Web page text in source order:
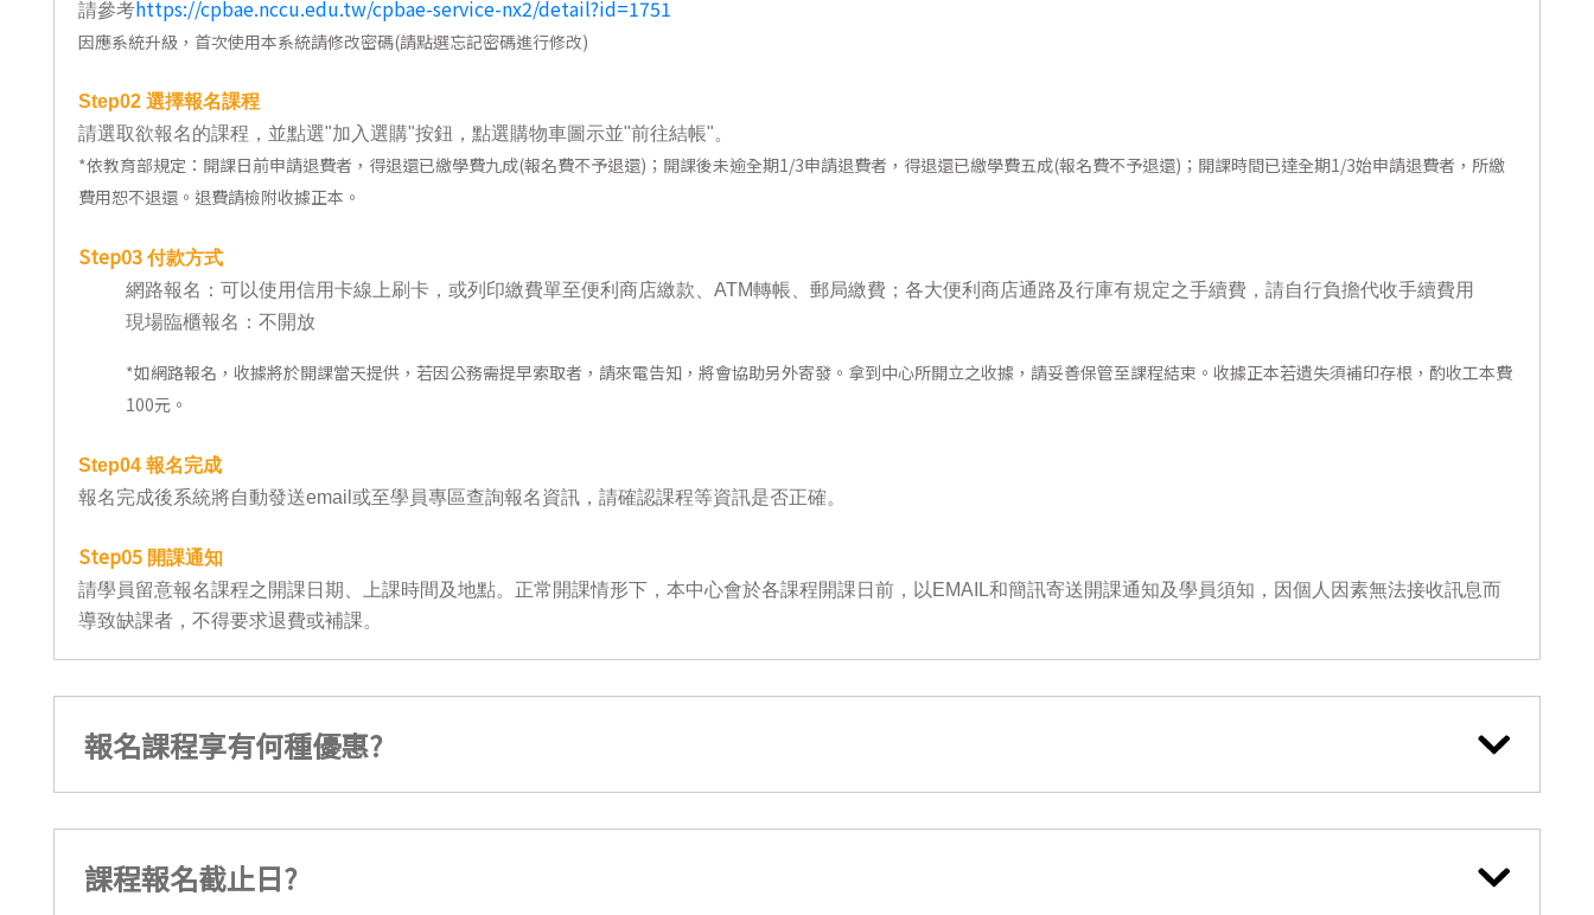
歐語及其他
語言檢定
採購專業
隨班附讀
請參考https://cpbae.nccu.edu.tw/cpbae-service-nx2/detail?id=1751
因應系統升級，首次使用本系統請修改密碼(請點選忘記密碼進行修改)
Step02 選擇報名課程
請選取欲報名的課程，並點選"加入選購"按鈕，點選購物車圖示並"前往結帳"。
*依教育部規定：開課日前申請退費者，得退還已繳學費九成(報名費不予退還)；開課後未逾全期1/3申請退費者，得退還已繳學費五成(報名費不予退還)；開課時間已達全期1/3始申請退費者，所繳
費用恕不退還。退費請檢附收據正本。
Step03 付款方式
網路報名：可以使用信用卡線上刷卡，或列印繳費單至便利商店繳款、ATM轉帳、郵局繳費；各大便利商店通路及行庫有規定之手續費，請自行負擔代收手續費用
現場臨櫃報名：不開放
*如網路報名，收據將於開課當天提供，若因公務需提早索取者，請來電告知，將會協助另外寄發。拿到中心所開立之收據，請妥善保管至課程結束。收據正本若遺失須補印存根，酌收工本費
100元。
Step04 報名完成
報名完成後系統將自動發送email或至學員專區查詢報名資訊，請確認課程等資訊是否正確。
Step05 開課通知
請學員留意報名課程之開課日期、上課時間及地點。正常開課情形下，本中心會於各課程開課日前，以EMAIL和簡訊寄送開課通知及學員須知，因個人因素無法接收訊息而
導致缺課者，不得要求退費或補課。
報名課程享有何種優惠?
課程報名截止日?